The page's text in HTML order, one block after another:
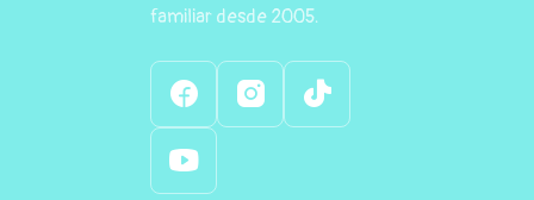
familiar desde 2005.